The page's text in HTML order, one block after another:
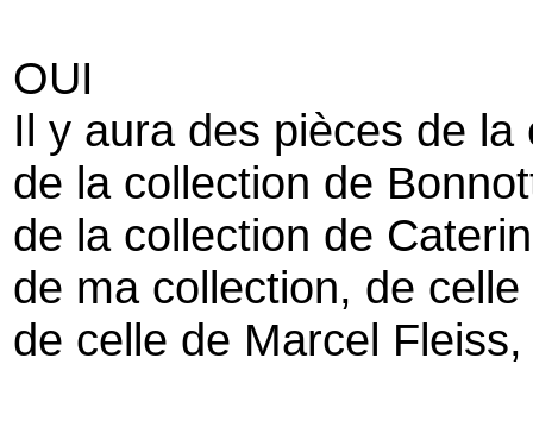
OUI
Il y aura des pièces de
de la collection de
de la collection de
de ma collection, de
de celle de Marcel